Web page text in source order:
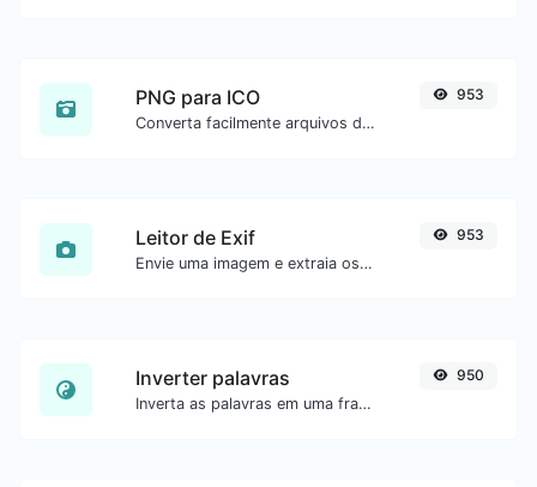
PNG para ICO
Converta facilmente arquivos de imagem PNG para ICO.
953
Leitor de Exif
Envie uma imagem e extraia os dados.
953
Inverter palavras
Inverta as palavras em uma frase ou parágrafo com facilidade.
950